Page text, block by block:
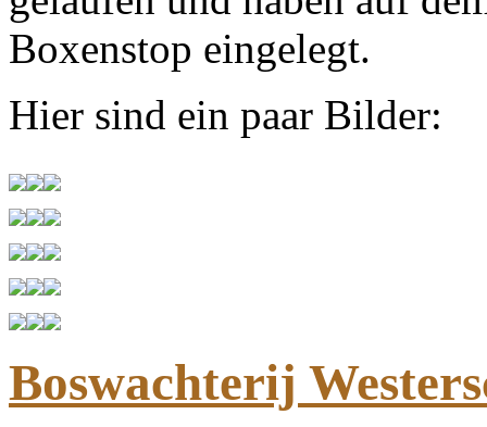
Boxenstop eingelegt.
Hier sind ein paar Bilder:
Boswachterij